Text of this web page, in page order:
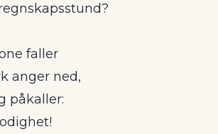
faller
anger ned,
påkaller: